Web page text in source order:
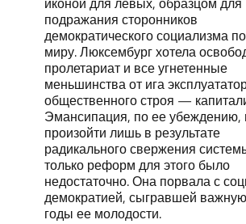
подражания сторонников
демократического социализма
миру. Люксембург хотела
пролетариат и все угнетенные
меньшинства от ига
общественного строя —
Эмансипация, по ее убеждению,
произойти лишь в результате
радикального свержения
только реформ для этого было
недостаточно. Она порвала с
демократией, сыгравшей
годы ее молодости.